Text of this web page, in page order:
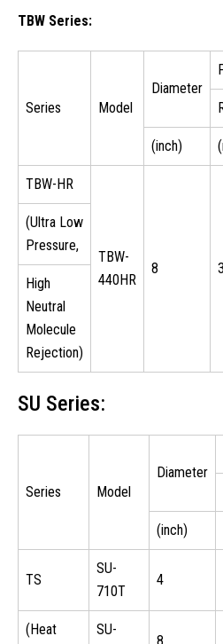
TBW Series:
Series Model
Diameter
(inch)
TBW-HR
TBW-
440HR
8
(Ultra Low
Pressure,
High
Neutral
Molecule
Rejection)
SU Series:
Series Model
Diameter
(inch)
TS
SU-
710T
4
(Heat
SU-
8